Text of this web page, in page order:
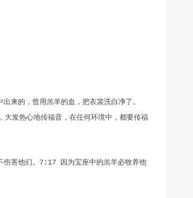
来的，曾用羔羊的血，把衣裳洗白净了。
大发热心地传福音，在任何环境中，都要传福
害他们。 7:17
因为宝座中的羔羊必牧养他